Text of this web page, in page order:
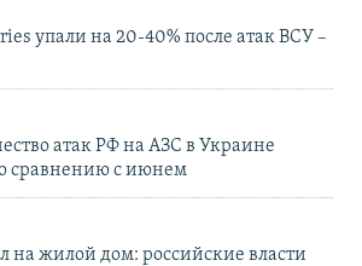
упали на 20-40% после атак ВСУ –
атак РФ на АЗС в Украине
сравнению с июнем
на жилой дом: российские власти